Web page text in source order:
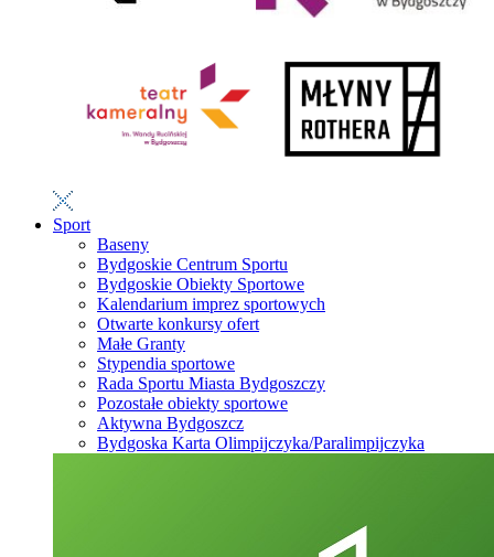
Sport
Baseny
Bydgoskie Centrum Sportu
Bydgoskie Obiekty Sportowe
Kalendarium imprez sportowych
Otwarte konkursy ofert
Małe Granty
Stypendia sportowe
Rada Sportu Miasta Bydgoszczy
Pozostałe obiekty sportowe
Aktywna Bydgoszcz
Bydgoska Karta Olimpijczyka/Paralimpijczyka